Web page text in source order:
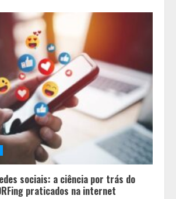
sociais: a ciência por trás do
praticados na internet